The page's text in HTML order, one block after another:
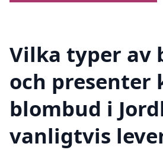
Vilka typer av
och presenter
blombud i
vanligtvis